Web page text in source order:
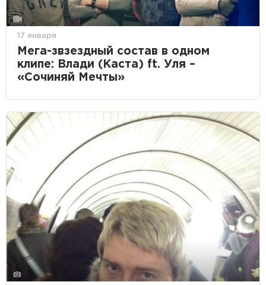
17 января
Мега-звзездный состав в одном
клипе: Влади (Каста) ft. Уля –
«Сочиняй Мечты»